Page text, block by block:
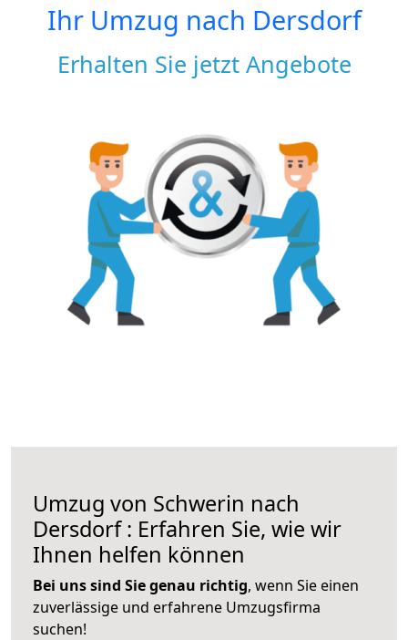
Ihr Umzug nach Dersdorf
Erhalten Sie jetzt Angebote
Umzug von Schwerin nach
Dersdorf : Erfahren Sie, wie wir
Ihnen helfen können
Bei uns sind Sie genau richtig, wenn Sie einen
zuverlässige und erfahrene Umzugsfirma
suchen!